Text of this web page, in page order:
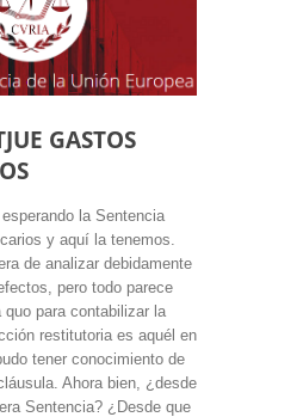
GASTOS
la Sentencia
y aquí la tenemos.
de analizar debidamente
pero todo parece
para contabilizar la
restitutoria es aquél en
tener conocimiento de
Ahora bien, ¿desde
Sentencia? ¿Desde que